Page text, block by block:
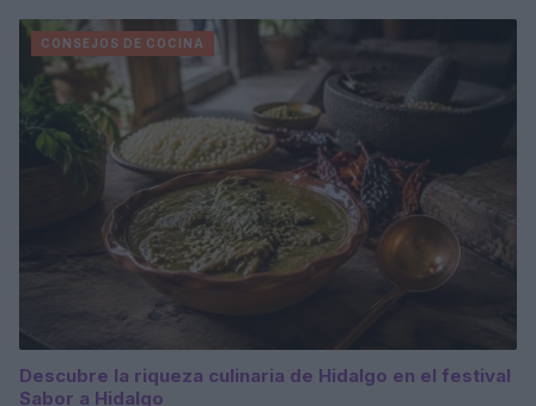
CONSEJOS DE COCINA
Descubre la riqueza culinaria de Hidalgo en el festival
Sabor a Hidalgo